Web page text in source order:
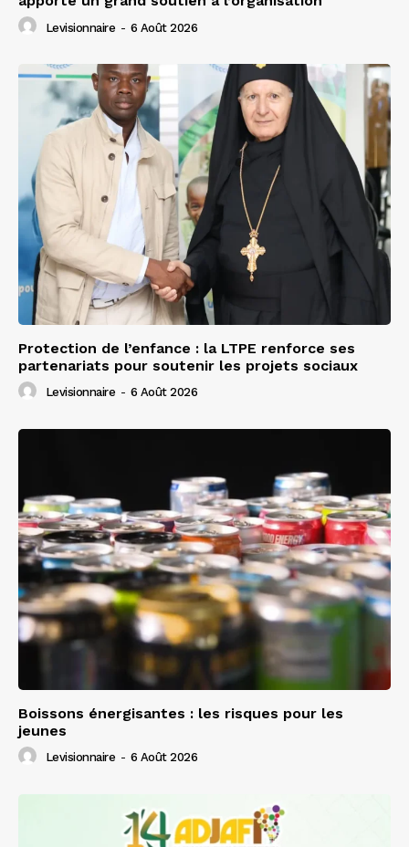
Levisionnaire - 6 Août 2026
Protection de l’enfance : la LTPE renforce ses
partenariats pour soutenir les projets sociaux
Levisionnaire - 6 Août 2026
Boissons énergisantes : les risques pour les
jeunes
Levisionnaire - 6 Août 2026